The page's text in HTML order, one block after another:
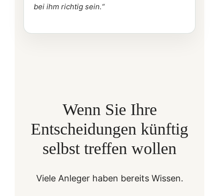
bei ihm richtig sein.“
Wenn Sie Ihre
Entscheidungen künftig
selbst treffen wollen
Viele Anleger haben bereits Wissen.